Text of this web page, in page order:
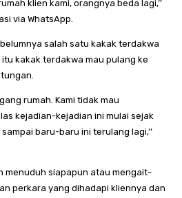
klien kami, orangnya beda lagi,’’
via WhatsApp.
salah satu kakak terdakwa
itu kakak terdakwa mau pulang ke
rumah. Kami tidak mau
kejadian-kejadian ini mulai sejak
baru-baru ini terulang lagi,’’
menuduh siapapun atau mengait-
perkara yang dihadapi kliennya dan